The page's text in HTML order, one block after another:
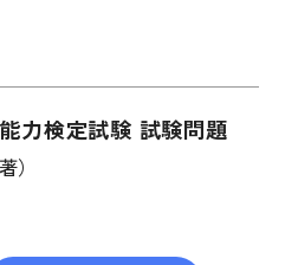
力検定試験 試験問題
）